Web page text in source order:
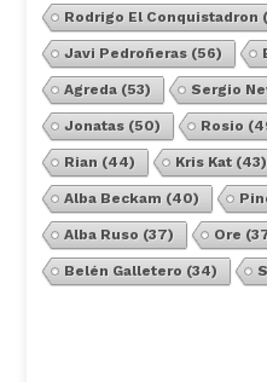
Rodrigo El Conquistadron
Javi Pedroñeras(56)
Agreda(53) Sergio
Jonatas(50) Rosio
Rian (44) Kris Kat(43)
Alba Beckam (40)
Alba Ruso (37) Ore
Belén Galletero (34)